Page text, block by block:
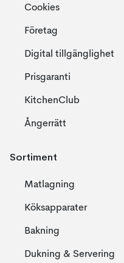
Cookies
Företag
Digital tillgänglighet
Prisgaranti
KitchenClub
Ångerrätt
Sortiment
Matlagning
Köksapparater
Bakning
Dukning & Servering